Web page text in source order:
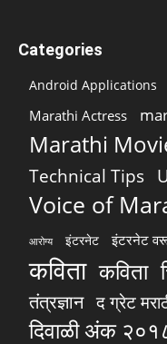
Categories
Android Applications
Marathi Actress
Marathi
Technical Tips
Voice of
आरोग्य इंटरनेट इंटरनेट
कविता कविता
तंत्रज्ञान द ग्रेट
दिवाळी अंक